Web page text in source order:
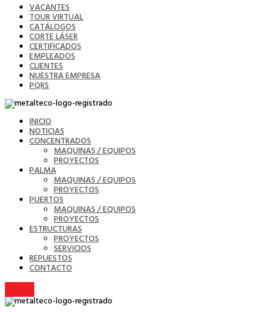
VACANTES
TOUR VIRTUAL
CATÁLOGOS
CORTE LÁSER
CERTIFICADOS
EMPLEADOS
CLIENTES
NUESTRA EMPRESA
PQRS
INICIO
NOTICIAS
CONCENTRADOS
MAQUINAS / EQUIPOS
PROYECTOS
PALMA
MAQUINAS / EQUIPOS
PROYECTOS
PUERTOS
MAQUINAS / EQUIPOS
PROYECTOS
ESTRUCTURAS
PROYECTOS
SERVICIOS
REPUESTOS
CONTACTO